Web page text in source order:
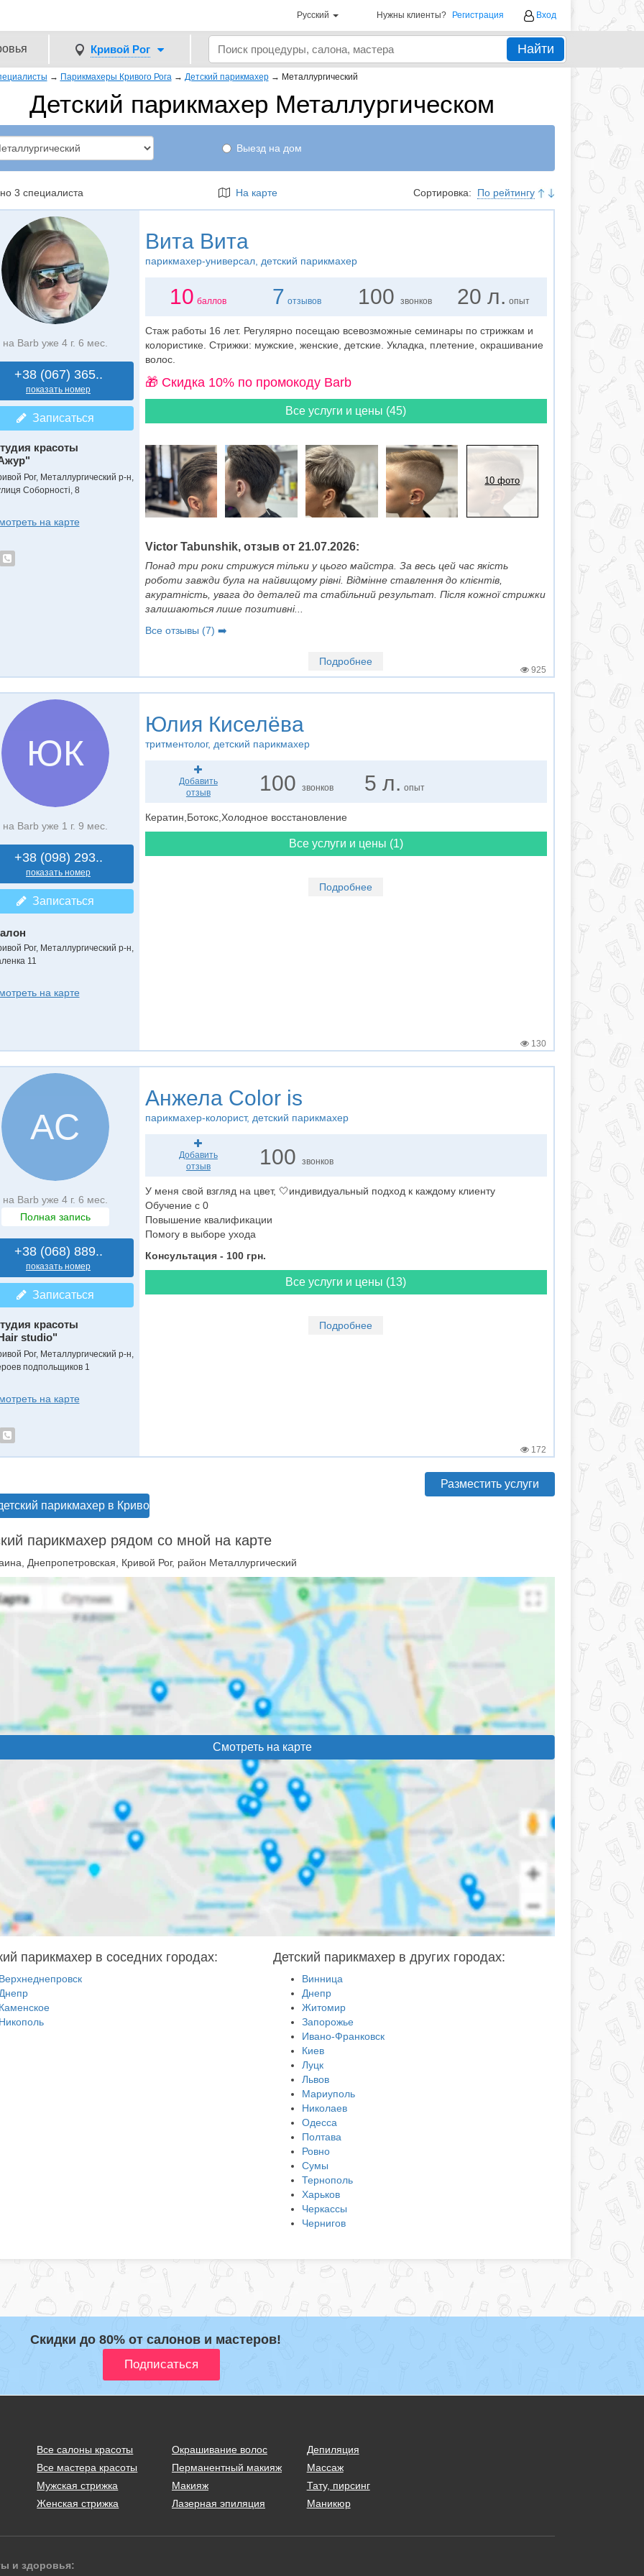
Русский Нужны клиенты? Регистрация Вход
Кривой Рог Найти
→ Парикмахеры Кривого Рога → Детский парикмахер → Металлургический
Детский парикмахер Металлургическом
Выезд на дом
3 специалиста На карте Сортировка: По рейтингу
на Barb уже 4 г. 6 мес.
+38 (067) 365..
показать номер
Записаться
красоты
Рог, Металлургический р-н,
Соборності, 8
на карте
Вита Вита
парикмахер-универсал, детский парикмахер
10 баллов 7 отзывов 100 звонков 20 л. опыт
Стаж работы 16 лет. Регулярно посещаю всевозможные семинары по стрижкам и
колористике. Стрижки: мужские, женские, детские. Укладка, плетение, окрашивание
волос.
🎁 Cкидка 10% по промокоду Barb
Все услуги и цены (45)
10 фото
Victor Tabunshik, отзыв от 21.07.2026:
Понад три роки стрижуся тільки у цього майстра. За весь цей час якість
роботи завжди була на найвищому рівні. Відмінне ставлення до клієнтів,
акуратність, увага до деталей та стабільний результат. Після кожної стрижки
залишаються лише позитивні...
Все отзывы (7) ➡️
Подробнее
925
ЮК
на Barb уже 1 г. 9 мес.
+38 (098) 293..
показать номер
Записаться
Рог, Металлургический р-н,
11
на карте
Юлия Киселёва
тритментолог, детский парикмахер
Добавить
отзыв
100звонков 5 л. опыт
Кератин,Ботокс,Холодное восстановление
Все услуги и цены (1)
Подробнее
130
АC
на Barb уже 4 г. 6 мес.
Полная запись
+38 (068) 889..
показать номер
Записаться
красоты
studio"
Рог, Металлургический р-н,
подпольщиков 1
на карте
Анжела Color is
парикмахер-колорист, детский парикмахер
Добавить
отзыв
100звонков
У меня свой взгляд на цвет, 🤍индивидуальный подход к каждому клиенту
Обучение с 0
Повышение квалификации
Помогу в выборе ухода
Консультация - 100 грн.
Все услуги и цены (13)
Подробнее
172
парикмахер в Кривом Роге
Разместить услуги
парикмахер рядом со мной на карте
Днепропетровская, Кривой Рог, район Металлургический
Смотреть на карте
парикмахер в соседних городах: Детский парикмахер в других городах:
Винница
Днепр
Житомир
Запорожье
Ивано-Франковск
Киев
Луцк
Львов
Мариуполь
Николаев
Одесса
Полтава
Ровно
Сумы
Тернополь
Харьков
Черкассы
Чернигов
Скидки до 80% от салонов и мастеров!
Все салоны красоты
Все мастера красоты
Мужская стрижка
Женская стрижка
Окрашивание волос
Перманентный макияж
Макияж
Лазерная эпиляция
Депиляция
Массаж
Тату, пирсинг
Маникюр
и здоровья: